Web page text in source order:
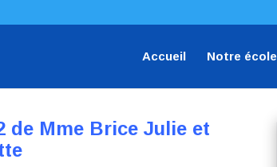
Accueil Notre école
de Mme Brice Julie et